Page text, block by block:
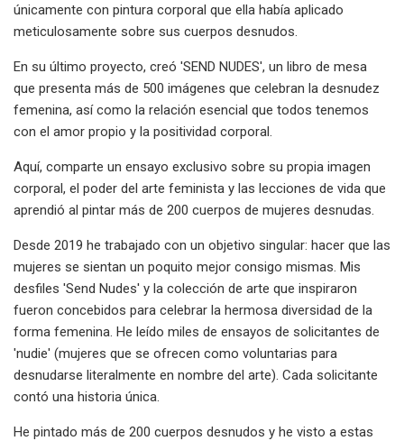
únicamente con pintura corporal que ella había aplicado
meticulosamente sobre sus cuerpos desnudos.
En su último proyecto, creó 'SEND NUDES', un libro de mesa
que presenta más de 500 imágenes que celebran la desnudez
femenina, así como la relación esencial que todos tenemos
con el amor propio y la positividad corporal.
Aquí, comparte un ensayo exclusivo sobre su propia imagen
corporal, el poder del arte feminista y las lecciones de vida que
aprendió al pintar más de 200 cuerpos de mujeres desnudas.
Desde 2019 he trabajado con un objetivo singular: hacer que las
mujeres se sientan un poquito mejor consigo mismas. Mis
desfiles 'Send Nudes' y la colección de arte que inspiraron
fueron concebidos para celebrar la hermosa diversidad de la
forma femenina. He leído miles de ensayos de solicitantes de
'nudie' (mujeres que se ofrecen como voluntarias para
desnudarse literalmente en nombre del arte). Cada solicitante
contó una historia única.
He pintado más de 200 cuerpos desnudos y he visto a estas